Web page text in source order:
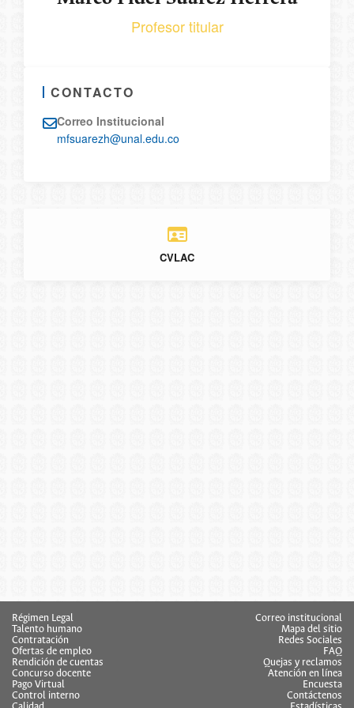
Profesor titular
CONTACTO
Correo Institucional
mfsuarezh@unal.edu.co
CVLAC
Régimen Legal
Talento humano
Contratación
Ofertas de empleo
Rendición de cuentas
Concurso docente
Pago Virtual
Control interno
Correo institucional
Mapa del sitio
Redes Sociales
FAQ
Quejas y reclamos
Atención en línea
Encuesta
Contáctenos